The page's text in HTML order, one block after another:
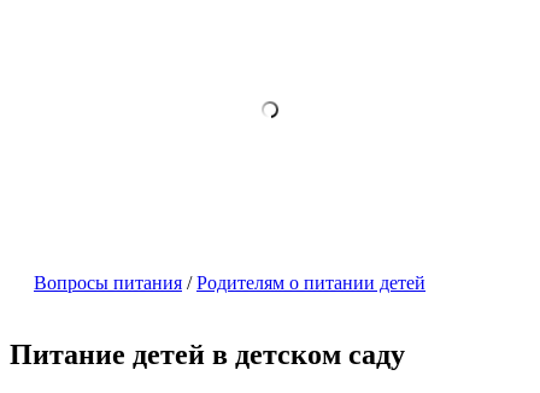
Вопросы питания /Родителям о питании детей
Питание детей в детском саду